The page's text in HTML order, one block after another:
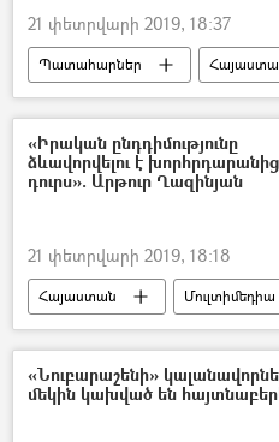
21 փետրվարի 2019, 18:37
Պատահարներ
Ռուսաստան
Աշխարհ
«Իրական ընդդիմությունը
ձևավորվելու է խորհրդարանից
դուրս». Արթուր Ղազինյան
21 փետրվարի 2019, 18:18
Հայաստան
Մուլտիմեդիա
Տեսանյութեր
ՌԱԴԻՈ
«Նուբարաշենի»
մեկին կախված են